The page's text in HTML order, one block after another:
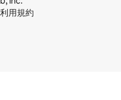
利用規約